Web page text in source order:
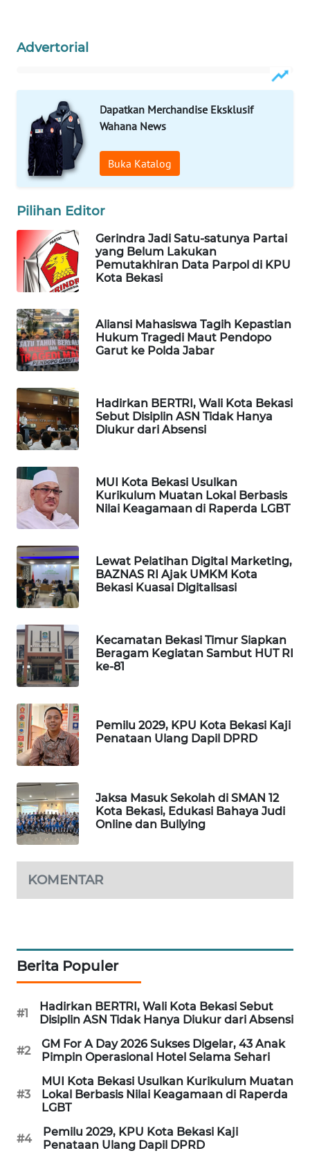
Advertorial
Dapatkan Merchandise Eksklusif
Wahana News
Buka Katalog
Pilihan Editor
Gerindra Jadi Satu-satunya Partai
yang Belum Lakukan
Pemutakhiran Data Parpol di KPU
Kota Bekasi
Aliansi Mahasiswa Tagih Kepastian
Hukum Tragedi Maut Pendopo
Garut ke Polda Jabar
Hadirkan BERTRI, Wali Kota Bekasi
Sebut Disiplin ASN Tidak Hanya
Diukur dari Absensi
MUI Kota Bekasi Usulkan
Kurikulum Muatan Lokal Berbasis
Nilai Keagamaan di Raperda LGBT
Lewat Pelatihan Digital Marketing,
BAZNAS RI Ajak UMKM Kota
Bekasi Kuasai Digitalisasi
Kecamatan Bekasi Timur Siapkan
Beragam Kegiatan Sambut HUT RI
ke-81
Pemilu 2029, KPU Kota Bekasi Kaji
Penataan Ulang Dapil DPRD
Jaksa Masuk Sekolah di SMAN 12
Kota Bekasi, Edukasi Bahaya Judi
Online dan Bullying
KOMENTAR
Berita Populer
#1
Hadirkan BERTRI, Wali Kota Bekasi Sebut
Disiplin ASN Tidak Hanya Diukur dari Absensi
#2
GM For A Day 2026 Sukses Digelar, 43 Anak
Pimpin Operasional Hotel Selama Sehari
#3
MUI Kota Bekasi Usulkan Kurikulum Muatan
Lokal Berbasis Nilai Keagamaan di Raperda
LGBT
#4
Pemilu 2029, KPU Kota Bekasi Kaji
Penataan Ulang Dapil DPRD
KONSUMEN
ALPERKLINAS
FORJASIDA
NEWS
SITUNGIR
NEWS
SIDIKALANG
NEWS
SIBARAGAS
NEWS
METRO
SIANTAR
NEWS
METRO
MEDAN
NEWS
METRO
JAKARTA
NEWS
KRT
NEWS
KARING
NEWS
MARITIM
HUMBANG
NEWS
GARONGGANG
NEWS
ENERGI
CILEUNGSI
NEWS
BERKAT
NEWS
BERAMPU
ANUGERAH